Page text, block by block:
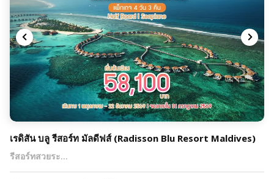
เรดิสัน บลู รีสอร์ท มัลดีฟส์ (Radisson Blu Resort Maldives)
รีสอร์ทสวยระ…